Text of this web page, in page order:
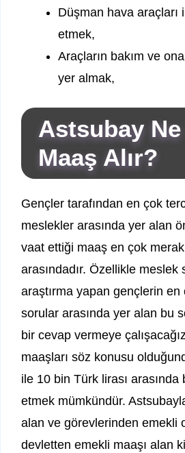
Düşman hava araçları
etmek,
Araçların bakım ve
yer almak,
Astsubay
Maaş Alır?
Gençler tarafından en çok
meslekler arasında yer alan
vaat ettiği maaş en çok
arasındadır. Özellikle meslek
araştırma yapan gençlerin en
sorular arasında yer alan bu
bir cevap vermeye
maaşları söz konusu
ile 10 bin Türk lirası
etmek mümkündür.
alan ve görevlerinden emekli
devletten emekli maaşı alan